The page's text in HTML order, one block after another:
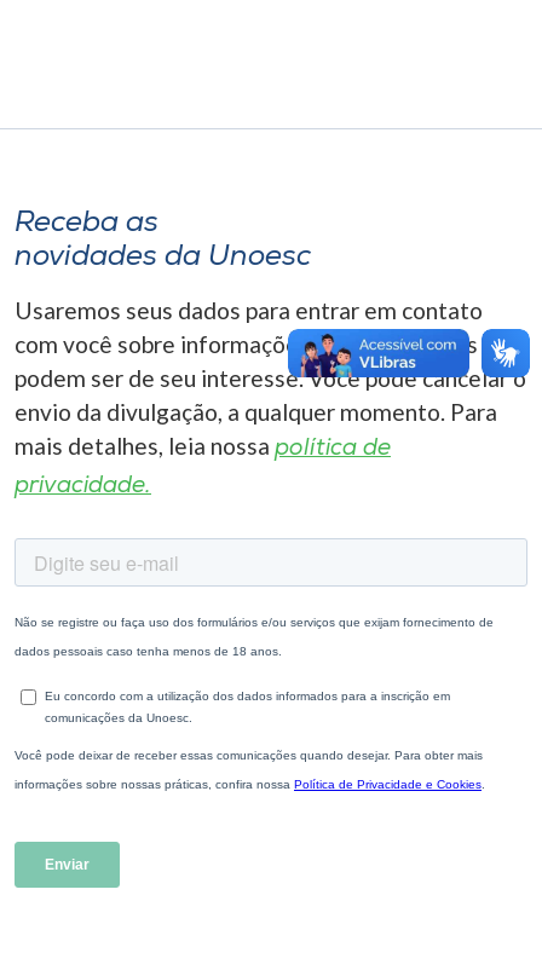
Receba as
novidades da Unoesc
Usaremos seus dados para entrar em contato
com você sobre informações correlacionadas que
podem ser de seu interesse. Você pode cancelar o
envio da divulgação, a qualquer momento. Para
mais detalhes, leia nossa política de
privacidade.